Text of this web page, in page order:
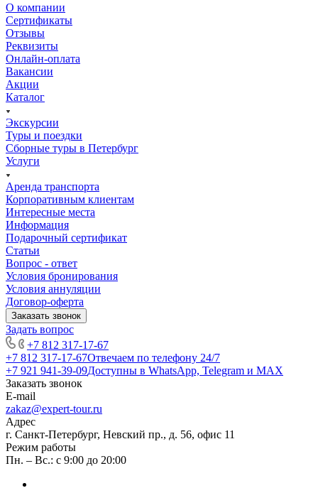
О компании
Сертификаты
Отзывы
Реквизиты
Онлайн-оплата
Вакансии
Акции
Каталог
Экскурсии
Туры и поездки
Сборные туры в Петербург
Услуги
Аренда транспорта
Корпоративным клиентам
Интересные места
Информация
Подарочный сертификат
Статьи
Вопрос - ответ
Условия бронирования
Условия аннуляции
Договор-оферта
Заказать звонок
Задать вопрос
+7 812 317-17-67
+7 812 317-17-67Отвечаем по телефону 24/7
+7 921 941-39-09Доступны в WhatsApp, Telegram и MAX
Заказать звонок
E-mail
zakaz@expert-tour.ru
Адрес
г. Санкт-Петербург, Невский пр., д. 56, офис 11
Режим работы
Пн. – Вс.: с 9:00 до 20:00